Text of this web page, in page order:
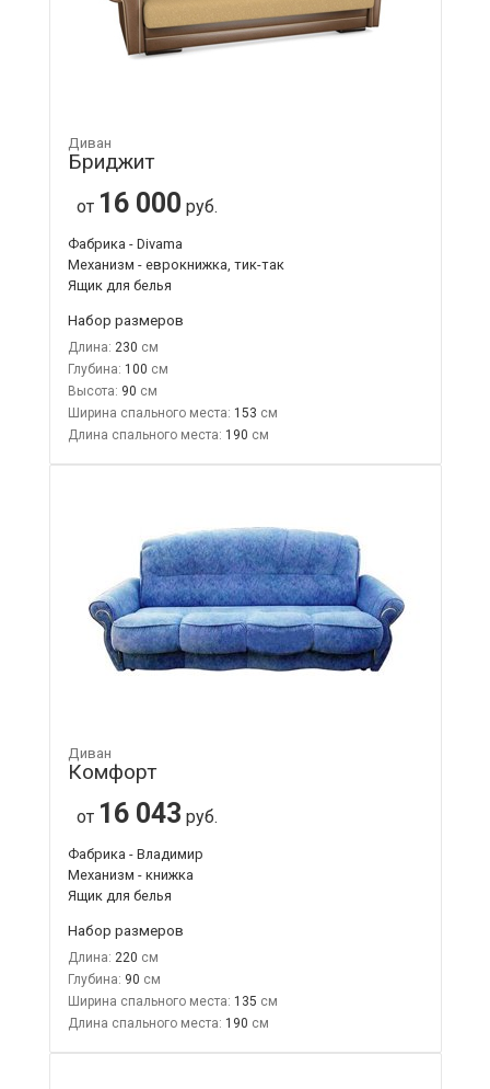
Диван
Бриджит
от 16 000 руб.
Фабрика - Divama
Механизм - еврокнижка, тик-так
Ящик для белья
Набор размеров
Длина: 230
Глубина: 100
Высота: 90
Ширина спального места: 153
Длина спального места: 190
Диван
Комфорт
от 16 043 руб.
Фабрика - Владимир
Механизм - книжка
Ящик для белья
Набор размеров
Длина: 220
Глубина: 90
Ширина спального места: 135
Длина спального места: 190